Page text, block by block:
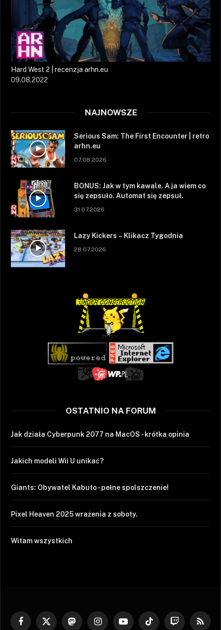
Hard West 2 | recenzja arhn.eu
09.08.2022
NAJNOWSZE
Serious Sam: The First Encounter | retro
arhn.eu
07.08.2026
BONUS: Jak w tym kawale. A ja wiem co
się zepsuło. Automat się zepsuł.
31.07.2026
Lazy Kickers – Klikacz Tygodnia
28.07.2026
OSTATNIO NA FORUM
Jak działa Cyberpunk 2077 na MacOS - krótka opinia
Jakich modeli Wii U unikać?
Giants: Obywatel Kabuto - pełne spolszczenie!
Pixel Heaven 2025 wrażenia z soboty.
Witam wszystkich
Facebook
X MastodonInstagramYouTubeTikTok Twitch RSS